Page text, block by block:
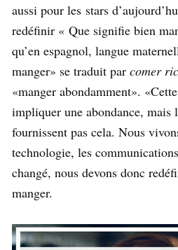
aussi pour les stars
redéfinir « Que signifie bien
qu’en espagnol, langue
manger» se traduit par comer
«manger abondamment».
impliquer une abondance, mais
fournissent pas cela. Nous
technologie, les
changé, nous devons donc
manger.